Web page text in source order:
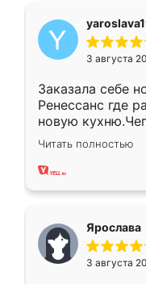
3 августа
Заказала себе
Ренессанс где
новую
вполне
два года,
Читать полностью
Ярослава
3 августа